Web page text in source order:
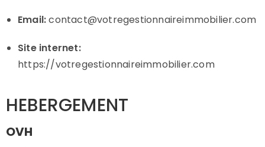
Email:contact@votregestionnaireimmobilier.com
Site internet:
https://votregestionnaireimmobilier.com
HEBERGEMENT
OVH